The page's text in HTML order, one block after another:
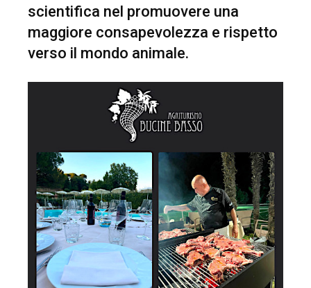
scientifica nel promuovere una
maggiore consapevolezza e rispetto
verso il mondo animale.